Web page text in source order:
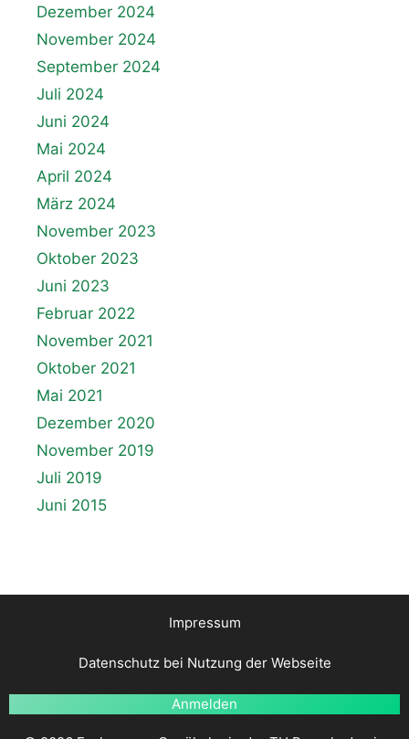
Dezember 2024
November 2024
September 2024
Juli 2024
Juni 2024
Mai 2024
April 2024
März 2024
November 2023
Oktober 2023
Juni 2023
Februar 2022
November 2021
Oktober 2021
Mai 2021
Dezember 2020
November 2019
Juli 2019
Juni 2015
Impressum
Datenschutz bei Nutzung der Webseite
Anmelden